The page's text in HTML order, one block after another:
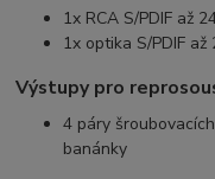
1x RCA S/PDIF až
1x optika S/PDIF
Výstupy pro
4 páry
banánky